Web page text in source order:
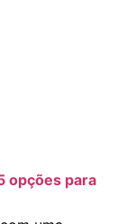
opções para